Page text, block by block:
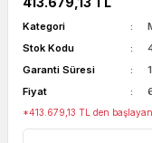
Kategori
Stok Kodu
Garanti Süresi
Fiyat
*413.679,13 TL den